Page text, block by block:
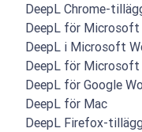
DeepL Chrome-
DeepL för
DeepL i Microsoft
DeepL för
DeepL för Google
DeepL för Mac
DeepL Firefox-